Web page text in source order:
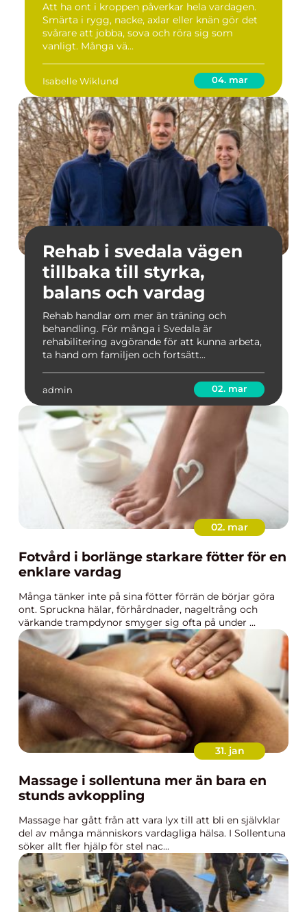
Att ha ont i kroppen påverkar hela vardagen.
Smärta i rygg, nacke, axlar eller knän gör det
svårare att jobba, sova och röra sig som
vanligt. Många vä...
Isabelle Wiklund 04. mar
Rehab i svedala vägen
tillbaka till styrka,
balans och vardag
Rehab handlar om mer än träning och
behandling. För många i Svedala är
rehabilitering avgörande för att kunna arbeta,
ta hand om familjen och fortsätt...
admin 02. mar
02. mar
Fotvård i borlänge starkare fötter för en
enklare vardag
Många tänker inte på sina fötter förrän de börjar göra
ont. Spruckna hälar, förhårdnader, nageltrång och
värkande trampdynor smyger sig ofta på under ...
31. jan
Massage i sollentuna mer än bara en
stunds avkoppling
Massage har gått från att vara lyx till att bli en självklar
del av många människors vardagliga hälsa. I Sollentuna
söker allt fler hjälp för stel nac...